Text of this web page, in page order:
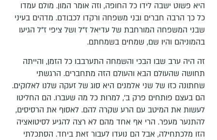
היא פשוט ישבה לידו כל החופה, וזה אומר המון. מולם עמדו
כל כך הרבה חברים ובני משפחה ורקדו לכבודם. מדהים בעיני
שבני המשפחה המורחבת של עדיאל ז"ל ושל ציפי ז"ל הגיעו
בהמוניהם והיו שם, שמחים בשמחתם.
זה היה ערב שבו הבכי והשמחה התערבבו כל הזמן, והייתה
תחושה שהעולם הבא והעולם הזה מתחברים. הרגשתי
שחתונה כזו של שני אלמנים היא סוג של זעקה שלנו לאלוקים.
הם בעצם פותחים פרק ב', למרות כל מה שעברו. הם החליטו
לעשות את המיטב עם הרע שקרה להם. לאסוף את הרסיסים,
להתנער מעפר. הרי אף אחד מהם לא רצה להגיע לסיטואציה
הזו מלכתחילה, אבל הם נועדו לעבור זאת ביחד. הסתכלתי